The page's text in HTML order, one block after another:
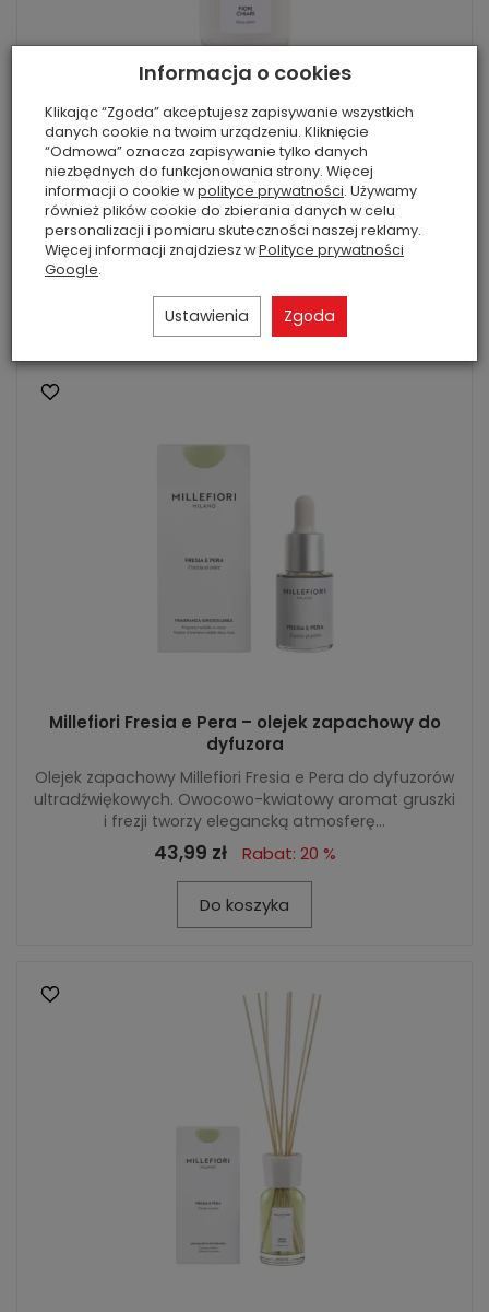
Millefiori Fiori Chiari 500 ml – uzupełniacz do
dyfuzora zapachowego
Uzupełniacz Millefiori Fiori Chiari 500 ml do dyfuzora
zapachowego. Elegancki, kwiatowy zapach gardenii,
róży i wanilii zapewnia długotrwałą...
111,99 zł Rabat: 20 %
Do koszyka
Millefiori Fresia e Pera – olejek zapachowy do
dyfuzora
Olejek zapachowy Millefiori Fresia e Pera do dyfuzorów
ultradźwiękowych. Owocowo-kwiatowy aromat gruszki
i frezji tworzy elegancką atmosferę...
43,99 zł Rabat: 20 %
Do koszyka
Informacja o cookies
Klikając “Zgoda” akceptujesz zapisywanie wszystkich
danych cookie na twoim urządzeniu. Kliknięcie
“Odmowa” oznacza zapisywanie tylko danych
niezbędnych do funkcjonowania strony. Więcej
informacji o cookie wpolityce prywatności. Używamy
również plików cookie do zbierania danych w celu
personalizacji i pomiaru skuteczności naszej reklamy.
Więcej informacji znajdziesz wPolityce prywatności
Google.
Ustawienia Zgoda